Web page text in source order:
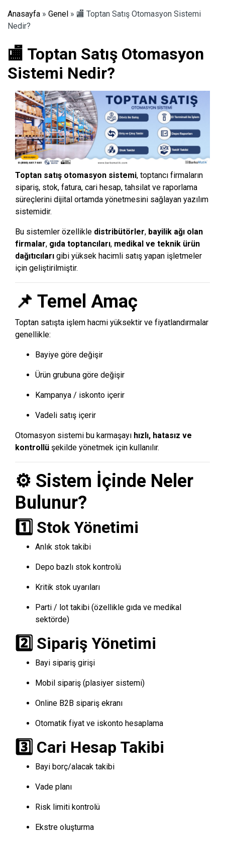
Anasayfa » Genel » 🏬 Toptan Satış Otomasyon Sistemi
Nedir?
🏬 Toptan Satış Otomasyon
Sistemi Nedir?
Toptan satış otomasyon sistemi, toptancı firmaların
sipariş, stok, fatura, cari hesap, tahsilat ve raporlama
süreçlerini dijital ortamda yönetmesini sağlayan yazılım
sistemidir.
Bu sistemler özellikle distribütörler, bayilik ağı olan
firmalar, gıda toptancıları, medikal ve teknik ürün
dağıtıcıları gibi yüksek hacimli satış yapan işletmeler
için geliştirilmiştir.
📌 Temel Amaç
Toptan satışta işlem hacmi yüksektir ve fiyatlandırmalar
genellikle:
Bayiye göre değişir
Ürün grubuna göre değişir
Kampanya / iskonto içerir
Vadeli satış içerir
Otomasyon sistemi bu karmaşayı hızlı, hatasız ve
kontrollü şekilde yönetmek için kullanılır.
⚙️ Sistem İçinde Neler
Bulunur?
1️⃣ Stok Yönetimi
Anlık stok takibi
Depo bazlı stok kontrolü
Kritik stok uyarıları
Parti / lot takibi (özellikle gıda ve medikal
sektörde)
2️⃣ Sipariş Yönetimi
Bayi sipariş girişi
Mobil sipariş (plasiyer sistemi)
Online B2B sipariş ekranı
Otomatik fiyat ve iskonto hesaplama
3️⃣ Cari Hesap Takibi
Bayi borç/alacak takibi
Vade planı
Risk limiti kontrolü
Ekstre oluşturma